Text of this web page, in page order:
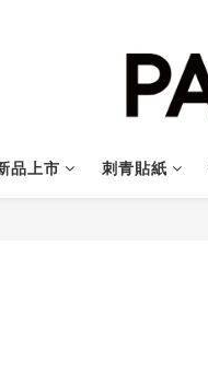
品上市 刺青貼紙